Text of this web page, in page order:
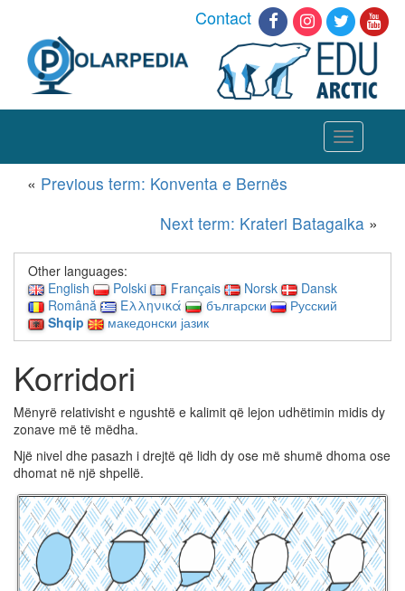
Contact
Toggle
navigation
« Previous term: Konventa e Bernës
Next term: Krateri Batagaika »
Other languages:
English
Polski Français Norsk
Dansk
Română
Ελληνικά български
Русский
Shqip
македонски јазик
Korridori
Mënyrë relativisht e ngushtë e kalimit që lejon udhëtimin midis dy
zonave më të mëdha.
Një nivel dhe pasazh i drejtë që lidh dy ose më shumë dhoma ose
dhomat në një shpellë.